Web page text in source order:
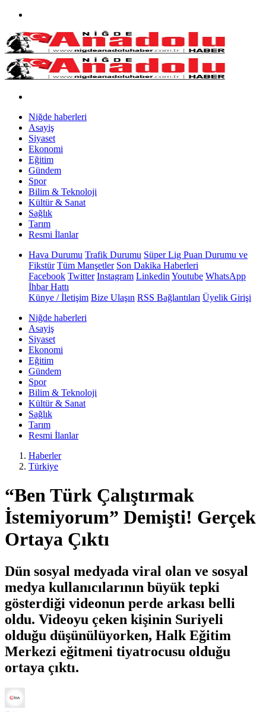
Niğde haberleri
Asayiş
Siyaset
Ekonomi
Eğitim
Gündem
Spor
Bilim & Teknoloji
Kültür & Sanat
Sağlık
Tarım
Resmi İlanlar
Hava Durumu Trafik Durumu Süper Lig Puan Durumu ve
Fikstür Tüm Manşetler Son Dakika Haberleri
Facebook Twitter Instagram Linkedin Youtube WhatsApp
İhbar Hattı
Künye / İletişim Bize Ulaşın RSS Bağlantıları Üyelik Girişi
Niğde haberleri
Asayiş
Siyaset
Ekonomi
Eğitim
Gündem
Spor
Bilim & Teknoloji
Kültür & Sanat
Sağlık
Tarım
Resmi İlanlar
Haberler
Türkiye
“Ben Türk Çalıştırmak
İstemiyorum” Demişti! Gerçek
Ortaya Çıktı
Dün sosyal medyada viral olan ve sosyal
medya kullanıcılarının büyük tepki
gösterdiği videonun perde arkası belli
oldu. Videoyu çeken kişinin Suriyeli
olduğu düşünülüyorken, Halk Eğitim
Merkezi eğitmeni tiyatrocusu olduğu
ortaya çıktı.